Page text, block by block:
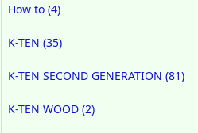
How to (4)
K-TEN (35)
K-TEN SECOND GENERATION (81)
K-TEN WOOD (2)